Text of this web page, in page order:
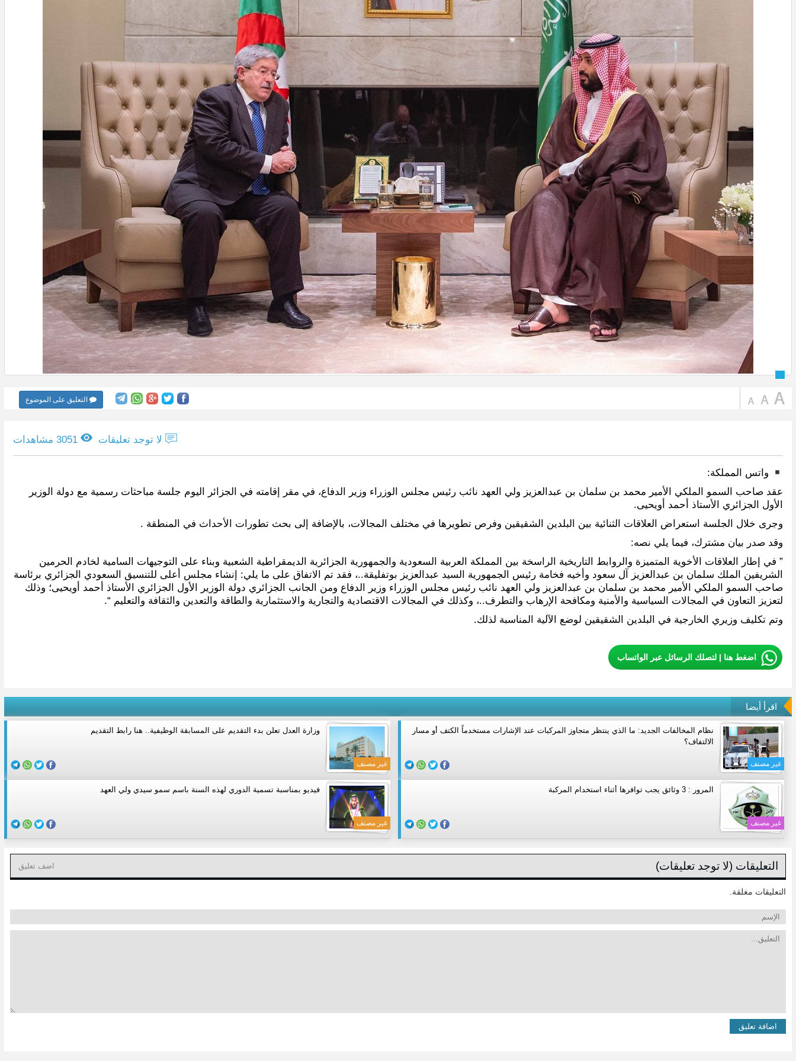
التعليق على الموضوع
لا توجد تعليقات 3051 مشاهدات
واتس المملكة:
عقد صاحب السمو الملكي الأمير محمد بن سلمان بن عبدالعزيز ولي العهد نائب رئيس مجلس الوزراء وزير الدفاع، في مقر إقامته في الجزائر اليوم جلسة مباحثات رسمية مع دولة الوزير
الأول الجزائري الأستاذ أحمد أويحيى.
وجرى خلال الجلسة استعراض العلاقات الثنائية بين البلدين الشقيقين وفرص تطويرها في مختلف المجالات، بالإضافة إلى بحث تطورات الأحداث في المنطقة .
وقد صدر بيان مشترك، فيما يلي نصه:
” في إطار العلاقات الأخوية المتميزة والروابط التاريخية الراسخة بين المملكة العربية السعودية والجمهورية الجزائرية الديمقراطية الشعبية وبناء على التوجيهات السامية لخادم الحرمين
الشريفين الملك سلمان بن عبدالعزيز آل سعود وأخيه فخامة رئيس الجمهورية السيد عبدالعزيز بوتفليقة..، فقد تم الاتفاق على ما يلي: إنشاء مجلس أعلى للتنسيق السعودي الجزائري برئاسة
صاحب السمو الملكي الأمير محمد بن سلمان بن عبدالعزيز ولي العهد نائب رئيس مجلس الوزراء وزير الدفاع ومن الجانب الجزائري دولة الوزير الأول الجزائري الأستاذ أحمد أويحيى؛ وذلك
لتعزيز التعاون في المجالات السياسية والأمنية ومكافحة الإرهاب والتطرف..، وكذلك في المجالات الاقتصادية والتجارية والاستثمارية والطاقة والتعدين والثقافة والتعليم “.
وتم تكليف وزيري الخارجية في البلدين الشقيقين لوضع الآلية المناسبة لذلك.
اضغط هنا | لتصلك الرسائل عبر الواتساب
اقرأ أيضا
غير مصنف
نظام المخالفات الجديد: ما الذي ينتظر متجاوز المركبات عند الإشارات مستخدماً الكتف أو مسار
الالتفاف؟
غير مصنف
وزارة العدل تعلن بدء التقديم على المسابقة الوظيفية.. هنا رابط التقديم
غير مصنف
المرور : 3 وثائق يجب توافرها أثناء استخدام المركبة
غير مصنف
فيديو بمناسبة تسمية الدوري لهذه السنة باسم سمو سيدي ولي العهد
التعليقات (لا توجد تعليقات) اضف تعليق
التعليقات مغلقة.